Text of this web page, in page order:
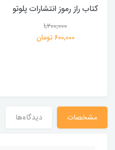
کتاب راز رموز انتشارات پلوتو
1,200,000
600,000 تومان
مشخصات دیدگاه‌ها